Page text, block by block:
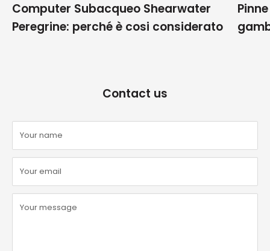
Computer Subacqueo Shearwater
Peregrine: perché è cosi considerato
Contact us
Your name
Your email
Your message